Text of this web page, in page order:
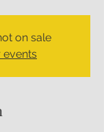
on sale
events